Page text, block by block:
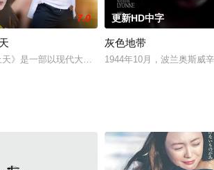
宝。此时一个足以拯救她贫困生活的提议出现，工
的公寓，夜半时分，“大鬼”带着“小鬼”真的前来骚
7.0
天》是一部以现代大学生寻梦创业为题材的网络电
更新HD中字
灰色地带
1944年10月，波兰奥斯威